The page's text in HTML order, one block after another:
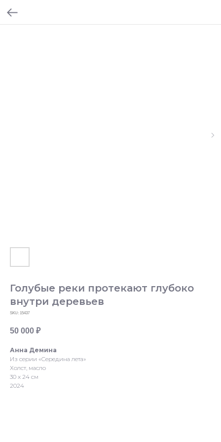
Голубые реки протекают глубоко
внутри деревьев
SKU: 15437
50 000 ₽
Анна Демина
Из серии «Середина лета»
Холст, масло
30 х 24 см
2024